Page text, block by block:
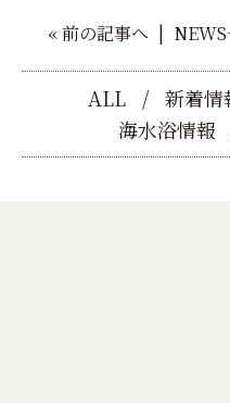
«前の記事へ |
ALL 新着情
海水浴情報